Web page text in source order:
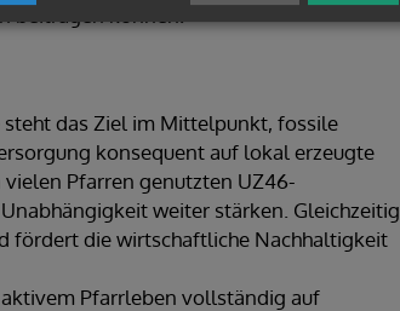
beitragen können.
steht das Ziel im Mittelpunkt, fossile
konsequent auf lokal erzeugte
Pfarren genutzten UZ46-
weiter stärken. Gleichzeitig
fördert die wirtschaftliche Nachhaltigkeit
Pfarrleben vollständig auf